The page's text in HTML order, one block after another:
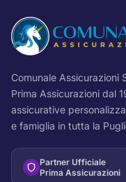
Comunale Assicurazioni
Prima Assicurazioni dal
assicurative
e famiglia in tutta la
Partner Ufficiale
Prima Assicurazioni